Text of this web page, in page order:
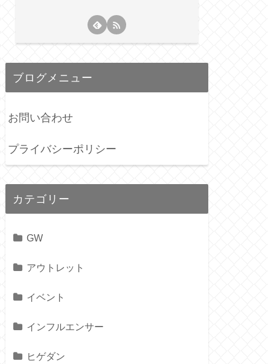
ブログメニュー
お問い合わせ
プライバシーポリシー
カテゴリー
GW
アウトレット
イベント
インフルエンサー
ヒゲダン